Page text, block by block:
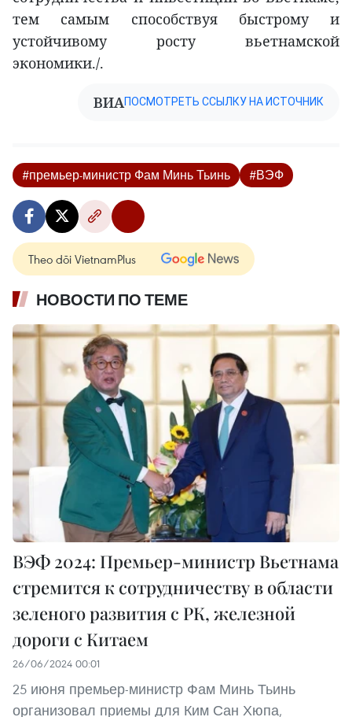
тем самым способствуя быстрому и
устойчивому росту вьетнамской
экономики./.
ВИАПОСМОТРЕТЬ ССЫЛКУ НА ИСТОЧНИК
#премьер-министр Фам Минь Тьинь #ВЭФ
Theo dõi VietnamPlus
НОВОСТИ ПО ТЕМЕ
ВЭФ 2024: Премьер-министр Вьетнама
стремится к сотрудничеству в области
зеленого развития с РК, железной
дороги с Китаем
26/06/2024 00:01
25 июня премьер-министр Фам Минь Тьинь
организовал приемы для Ким Сан Хюпа,